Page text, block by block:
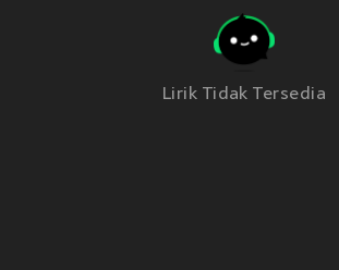
Lirik Tidak Tersedia